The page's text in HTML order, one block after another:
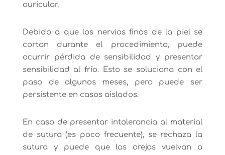
auricular.
Debido a que los nervios finos de la piel se
cortan durante el procedimiento, puede
ocurrir pérdida de sensibilidad y presentar
sensibilidad al frío. Esto se soluciona con el
paso de algunos meses, pero puede ser
persistente en casos aislados.
En caso de presentar intolerancia al material
de sutura (es poco frecuente), se rechaza la
sutura y puede que las orejas vuelvan a